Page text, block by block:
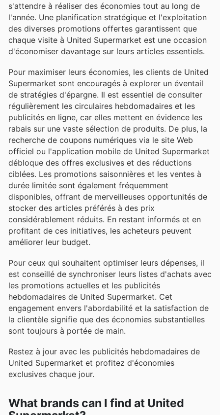
s'attendre à réaliser des économies tout au long de
l'année. Une planification stratégique et l'exploitation
des diverses promotions offertes garantissent que
chaque visite à United Supermarket est une occasion
d'économiser davantage sur leurs articles essentiels.
Pour maximiser leurs économies, les clients de United
Supermarket sont encouragés à explorer un éventail
de stratégies d'épargne. Il est essentiel de consulter
régulièrement les circulaires hebdomadaires et les
publicités en ligne, car elles mettent en évidence les
rabais sur une vaste sélection de produits. De plus, la
recherche de coupons numériques via le site Web
officiel ou l'application mobile de United Supermarket
débloque des offres exclusives et des réductions
ciblées. Les promotions saisonnières et les ventes à
durée limitée sont également fréquemment
disponibles, offrant de merveilleuses opportunités de
stocker des articles préférés à des prix
considérablement réduits. En restant informés et en
profitant de ces initiatives, les acheteurs peuvent
améliorer leur budget.
Pour ceux qui souhaitent optimiser leurs dépenses, il
est conseillé de synchroniser leurs listes d'achats avec
les promotions actuelles et les publicités
hebdomadaires de United Supermarket. Cet
engagement envers l'abordabilité et la satisfaction de
la clientèle signifie que des économies substantielles
sont toujours à portée de main.
Restez à jour avec les publicités hebdomadaires de
United Supermarket et profitez d'économies
exclusives chaque jour.
What brands can I find at United